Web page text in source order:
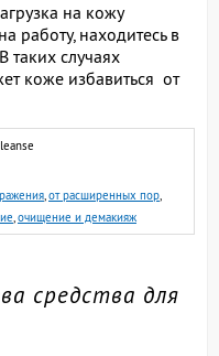
на кожу
работу, находитесь в
таких случаях
коже избавиться от
,от расширенных пор,
,очищение и демакияж
средства для